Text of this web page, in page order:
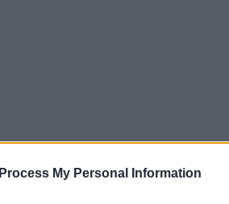
My Personal Information